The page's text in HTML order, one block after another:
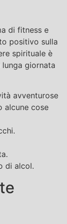
di fitness e
positivo sulla
spirituale è
giornata
avventurose
alcune cose
di alcol.